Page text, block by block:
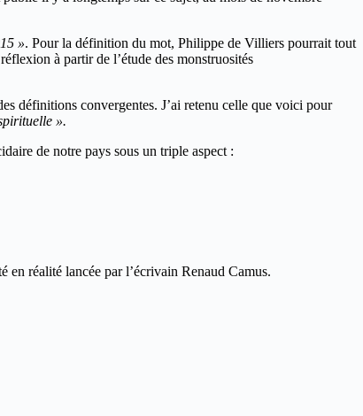
». Pour la définition du mot, Philippe de Villiers pourrait tout
à partir de l’étude des monstruosités
définitions convergentes. J’ai retenu celle que voici pour
».
de notre pays sous un triple aspect :
en réalité lancée par l’écrivain Renaud Camus.